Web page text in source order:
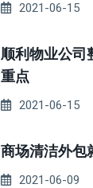
2021-06-15
顺利物业公司
重点
2021-06-15
商场清洁外包
2021-06-09